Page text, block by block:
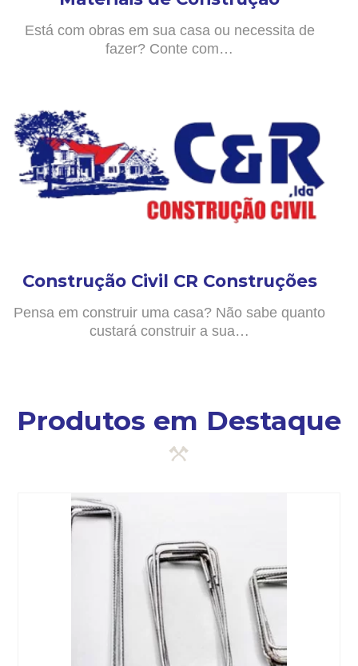
Está com obras em sua casa ou necessita de
fazer? Conte com…
Construção Civil CR Construções
Pensa em construir uma casa? Não sabe quanto
custará construir a sua…
Produtos em Destaque